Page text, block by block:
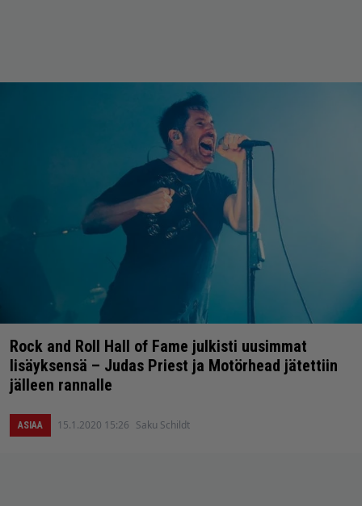
Rock and Roll Hall of Fame julkisti uusimmat
lisäyksensä – Judas Priest ja Motörhead jätettiin
jälleen rannalle
ASIAA 15.1.2020 15:26 Saku Schildt